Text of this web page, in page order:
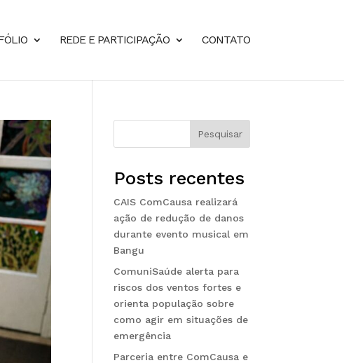
REDE E PARTICIPAÇÃO CONTATO
Pesquisar
Posts recentes
CAIS ComCausa realizará
ação de redução de danos
durante evento musical em
Bangu
ComuniSaúde alerta para
riscos dos ventos fortes e
orienta população sobre
como agir em situações de
emergência
Parceria entre ComCausa e